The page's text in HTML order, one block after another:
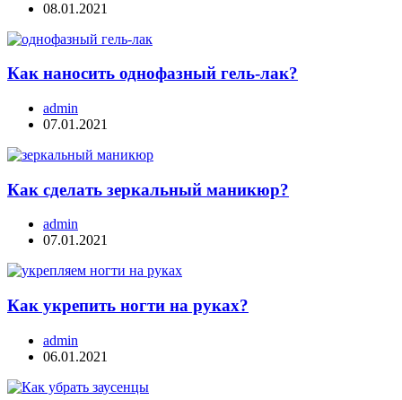
08.01.2021
Как наносить однофазный гель-лак?
admin
07.01.2021
Как сделать зеркальный маникюр?
admin
07.01.2021
Как укрепить ногти на руках?
admin
06.01.2021